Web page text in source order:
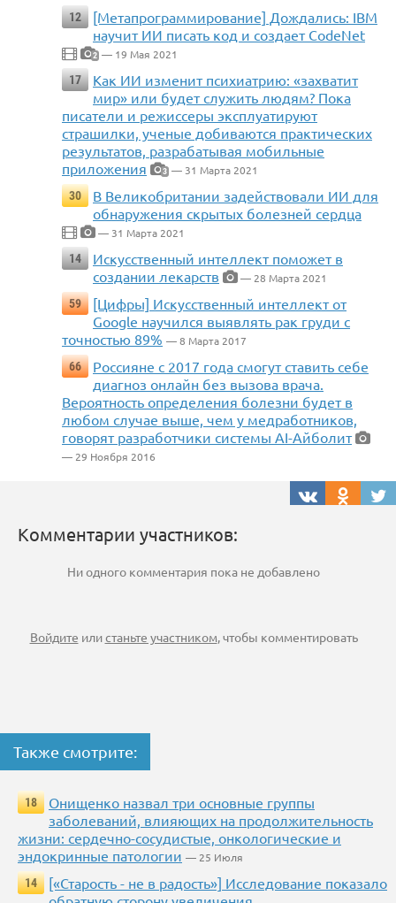
12
[Метапрограммирование] Дождались: IBM
научит ИИ писать код и создает CodeNet
2 — 19 Мая 2021
17
Как ИИ изменит психиатрию: «захватит
мир» или будет служить людям? Пока
писатели и режиссеры эксплуатируют
страшилки, ученые добиваются практических
результатов, разрабатывая мобильные
приложения
3 — 31 Марта 2021
30
В Великобритании задействовали ИИ для
обнаружения скрытых болезней сердца
— 31 Марта 2021
14
Искусственный интеллект поможет в
создании лекарств
— 28 Марта 2021
59
[Цифры] Искусственный интеллект от
Google научился выявлять рак груди с
точностью 89% — 8 Марта 2017
66
Россияне с 2017 года смогут ставить себе
диагноз онлайн без вызова врача.
Вероятность определения болезни будет в
любом случае выше, чем у медработников,
говорят разработчики системы AI-Айболит
— 29 Ноября 2016
Комментарии участников:
Ни одного комментария пока не добавлено
Войдите илистаньте участником, чтобы комментировать
Также смотрите:
18
Онищенко назвал три основные группы
заболеваний, влияющих на продолжительность
жизни: сердечно-сосудистые, онкологические и
эндокринные патологии — 25 Июля
14
[«Старость - не в радость»] Исследование показало